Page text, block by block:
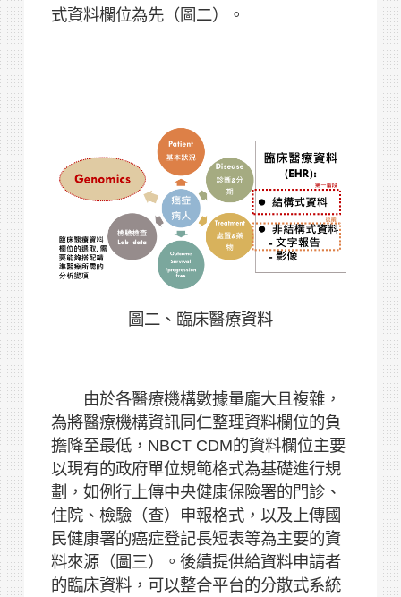
式資料欄位為先（圖二）。
圖二、臨床醫療資料
由於各醫療機構數據量龐大且複雜，
為將醫療機構資訊同仁整理資料欄位的負
擔降至最低，NBCT CDM的資料欄位主要
以現有的政府單位規範格式為基礎進行規
劃，如例行上傳中央健康保險署的門診、
住院、檢驗（查）申報格式，以及上傳國
民健康署的癌症登記長短表等為主要的資
料來源（圖三）。後續提供給資料申請者
的臨床資料，可以整合平台的分散式系統